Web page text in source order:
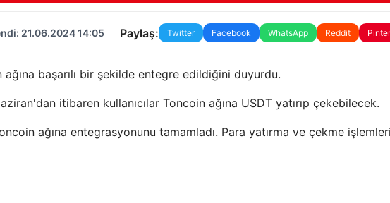
21.06.2024 14:05 Paylaş: Twitter Facebook WhatsApp Reddit
başarılı bir şekilde entegre edildiğini duyurdu.
itibaren kullanıcılar Toncoin ağına USDT yatırıp çekebilecek.
ağına entegrasyonunu tamamladı. Para yatırma ve çekme işlemleri